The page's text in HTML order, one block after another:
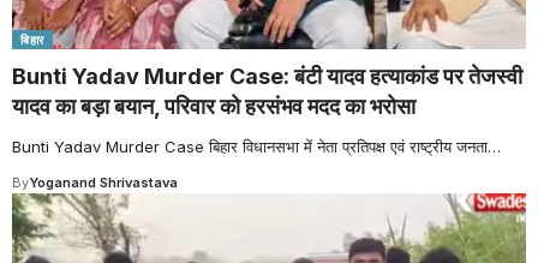
बिहार
Bunti Yadav Murder Case: बंटी यादव हत्याकांड पर तेजस्वी
यादव का बड़ा बयान, परिवार को हरसंभव मदद का भरोसा
Bunti Yadav Murder Case बिहार विधानसभा में नेता प्रतिपक्ष एवं राष्ट्रीय जनता…
ByYoganand Shrivastava